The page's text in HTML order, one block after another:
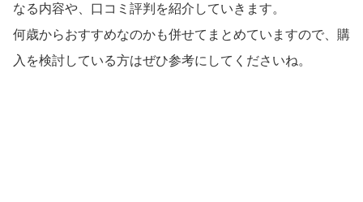
なる内容や、口コミ評判を紹介していきます。
何歳からおすすめなのかも併せてまとめていますので、購
入を検討している方はぜひ参考にしてくださいね。